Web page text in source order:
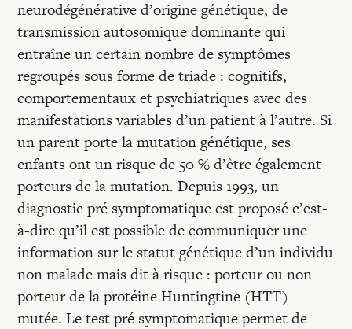
Colloque
Mon panier
Mon compte
neurodégénérative d’origine génétique, de
transmission autosomique dominante qui
entraîne un certain nombre de symptômes
regroupés sous forme de triade : cognitifs,
comportementaux et psychiatriques avec des
manifestations variables d’un patient à l’autre. Si
un parent porte la mutation génétique, ses
enfants ont un risque de 50 % d’être également
porteurs de la mutation. Depuis 1993, un
diagnostic pré symptomatique est proposé c’est-
à-dire qu’il est possible de communiquer une
information sur le statut génétique d’un individu
non malade mais dit à risque : porteur ou non
porteur de la protéine Huntingtine (HTT)
mutée. Le test pré symptomatique permet de